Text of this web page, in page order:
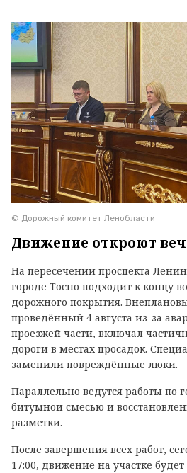
© Дорожный комитет Ленобласти
Движение откроют
На пересечении проспекта
городе Тосно подходит к концу
дорожного покрытия.
проведённый 4 августа из-за
проезжей части, включал
дороги в местах просадок.
заменили повреждённые люки.
Параллельно ведутся работы по
битумной смесью и
разметки.
После завершения всех работ,
17:00, движение на участке